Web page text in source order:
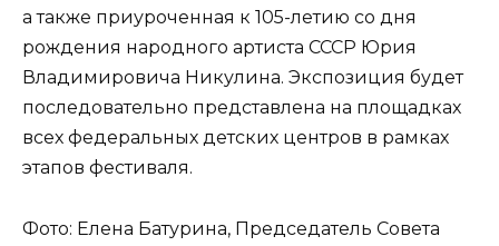
а также приуроченная к 105-летию со дня
рождения народного артиста СССР Юрия
Владимировича Никулина. Экспозиция будет
последовательно представлена на площадках
всех федеральных детских центров в рамках
этапов фестиваля.
Фото: Елена Батурина, Председатель Совета